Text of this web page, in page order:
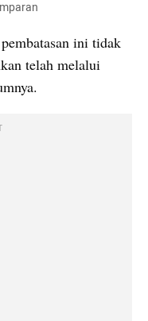
ini tidak
telah melalui